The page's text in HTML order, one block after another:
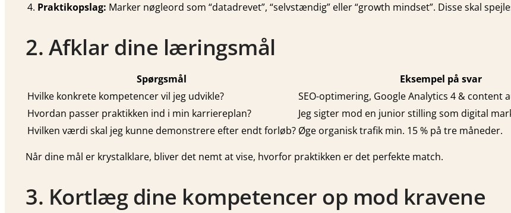
Praktikopslag: Marker nøgleord som “datadrevet”, “selvstændig” eller “growth mindset”. Disse skal
2. Afklar dine læringsmål
Spørgsmål
Eksempel på svar
Hvilke konkrete kompetencer vil jeg udvikle?
SEO-optimering, Google Analytics 4 & content
Hvordan passer praktikken ind i min karriereplan?
Jeg sigter mod en junior stilling som digital
Hvilken værdi skal jeg kunne demonstrere efter endt forløb? Øge organisk trafik min. 15 % på tre måneder.
Når dine mål er krystalklare, bliver det nemt at vise, hvorfor praktikken er det perfekte match.
3. Kortlæg dine kompetencer op mod kravene